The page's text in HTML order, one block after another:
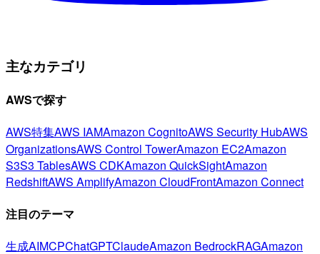
主なカテゴリ
AWSで探す
AWS特集AWS IAMAmazon CognitoAWS Security HubAWS
OrganizationsAWS Control TowerAmazon EC2Amazon
S3S3 TablesAWS CDKAmazon QuickSightAmazon
RedshiftAWS AmplifyAmazon CloudFrontAmazon Connect
注目のテーマ
生成AIMCPChatGPTClaudeAmazon BedrockRAGAmazon